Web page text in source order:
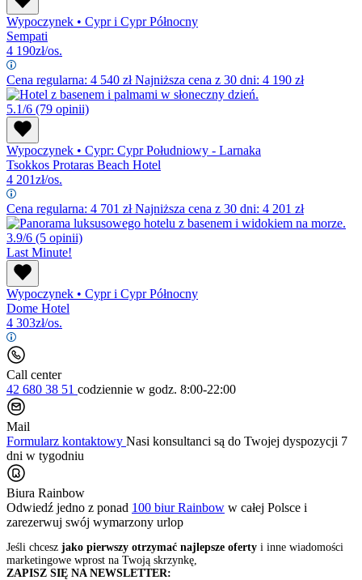
Wypoczynek • Cypr i Cypr Północny
Sempati
4 190zł/os.
Cena regularna: 4 540 złNajniższa cena z 30 dni: 4 190 zł
5.1/6 (79 opinii)
Wypoczynek • Cypr: Cypr Południowy - Larnaka
Tsokkos Protaras Beach Hotel
4 201zł/os.
Cena regularna: 4 701 złNajniższa cena z 30 dni: 4 201 zł
3.9/6 (5 opinii)
Last Minute!
Wypoczynek • Cypr i Cypr Północny
Dome Hotel
4 303zł/os.
Call center
42 680 38 51 codziennie w godz. 8:00-22:00
Mail
Formularz kontaktowy Nasi konsultanci są do Twojej dyspozycji 7
dni w tygodniu
Biura Rainbow
Odwiedź jedno z ponad 100 biur Rainbow w całej Polsce i
zarezerwuj swój wymarzony urlop
Jeśli chcesz jako pierwszy otrzymać najlepsze oferty i inne wiadomości
marketingowe wprost na Twoją skrzynkę,
ZAPISZ SIĘ NA NEWSLETTER: